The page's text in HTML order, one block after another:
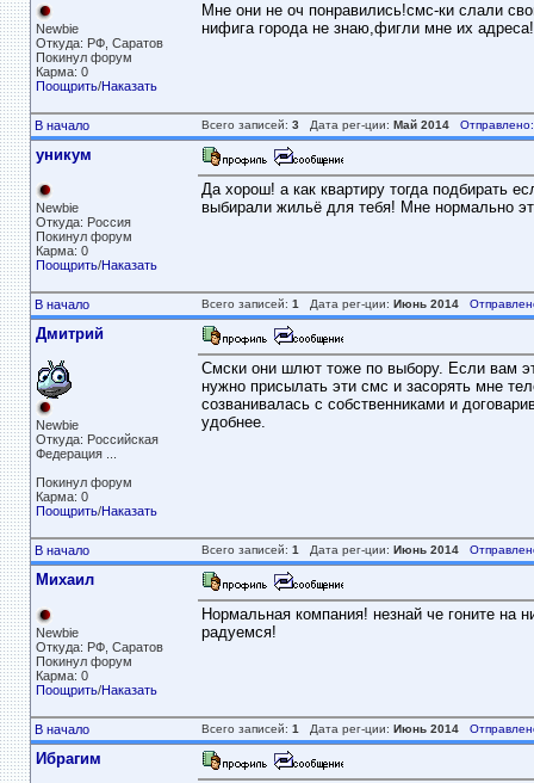
Newbie
Откуда: РФ, Саратов
Покинул форум
Карма: 0
Поощрить/Наказать
Мне они не оч понравились!смс-ки слали
нифига города не знаю,фигли мне их адреса!
В начало Всего записей: 3Дата рег-ции: Май 2014 Отправлено:
уникум
Newbie
Откуда: Россия
Покинул форум
Карма: 0
Поощрить/Наказать
Да хорош! а как квартиру тогда подбирать
выбирали жильё для тебя! Мне нормально
В начало Всего записей: 1 Дата рег-ции: Июнь 2014
Дмитрий
Newbie
Откуда: Российская
Федерация ...
Покинул форум
Карма: 0
Поощрить/Наказать
Смски они шлют тоже по выбору. Если вам
нужно присылать эти смс и засорять мне
созванивалась с собственниками и
удобнее.
В начало Всего записей: 1 Дата рег-ции: Июнь 2014
Михаил
Newbie
Откуда: РФ, Саратов
Покинул форум
Карма: 0
Поощрить/Наказать
Нормальная компания! незнай че гоните на
радуемся!
В начало Всего записей: 1 Дата рег-ции: Июнь 2014
Ибрагим